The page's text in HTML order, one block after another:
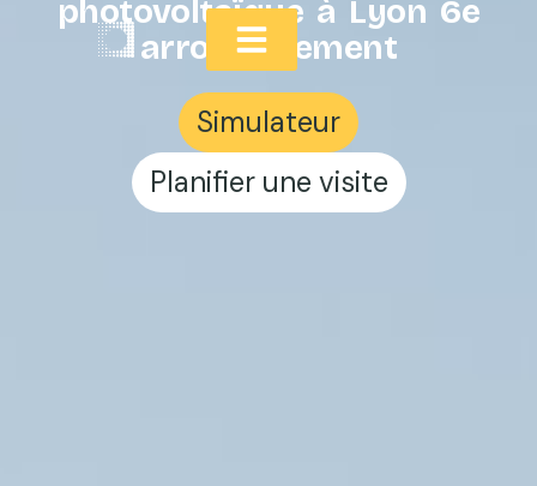
photovoltaïque à Lyon 6e
arrondissement
Simulateur
Planifier une visite